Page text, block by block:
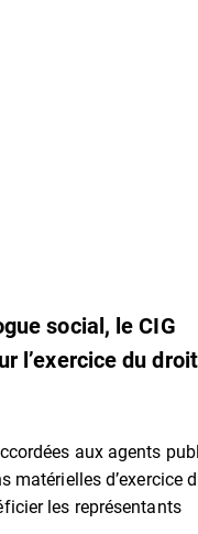
social, le CIG
l’exercice du droit
aux agents
matérielles d’exercice
les représentants